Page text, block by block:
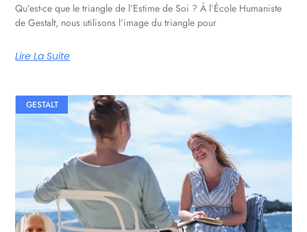
Qu’est-ce que le triangle de l’Estime de Soi ? À l’École Humaniste
de Gestalt, nous utilisons l’image du triangle pour
Lire La Suite
GESTALT